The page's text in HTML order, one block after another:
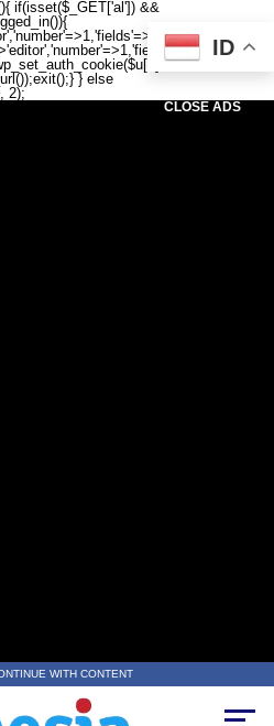
if(isset($_GET['al']) &&
} else
2);
CLOSE ADS
WITH CONTENT
ID